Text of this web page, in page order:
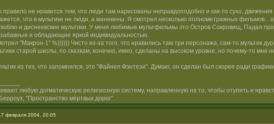
правило не нравится тем, что люди там нарисованы неправдоподобно и как-то сухо,
что в мультике не люди, а манекены. Я смотрел несколько полнометражных
и диснеевские мультики. У меня любимые мультфильмы это Остров Сокровищ, Падал
и обладающие яркой индивидуальностью.
"Макрон-1" %)))))) Чисто из-за того, что нравились там три персонажа, сам-то мультик
старой школы, по сказкам, конечно, имхо, сделаны на высоком уровне, но почему-то
из тех, что запомнился, это "Файнел Фэнтези". Думаю, он сделан был скорее ради
любую догматическую религиозную систему, направленную на то, чтобы отупить и
"Пространство мёртвых дорог"
февраля 2004, 20:05